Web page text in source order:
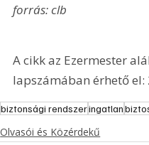
forrás: clb
A cikk az Ezermester
lapszámában érhető
biztonsági rendszeringatlan
Olvasói és Közérdekű